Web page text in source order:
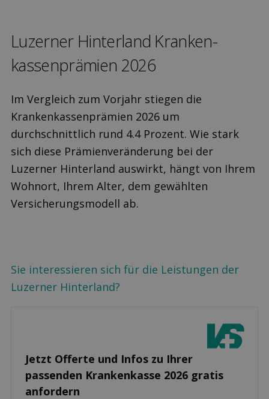
Luzerner Hinterland Kranken­
kassen­prämien 2026
Im Vergleich zum Vorjahr stiegen die
Krankenkassenprämien 2026 um
durchschnittlich rund 4.4 Prozent. Wie stark
sich diese Prämienveränderung bei der
Luzerner Hinterland auswirkt, hängt von Ihrem
Wohnort, Ihrem Alter, dem gewählten
Versicherungsmodell ab.
Sie interessieren sich für die Leistungen der
Luzerner Hinterland?
Jetzt Offerte und Infos zu Ihrer
passenden Kranken­kasse 2026 gratis
anfordern